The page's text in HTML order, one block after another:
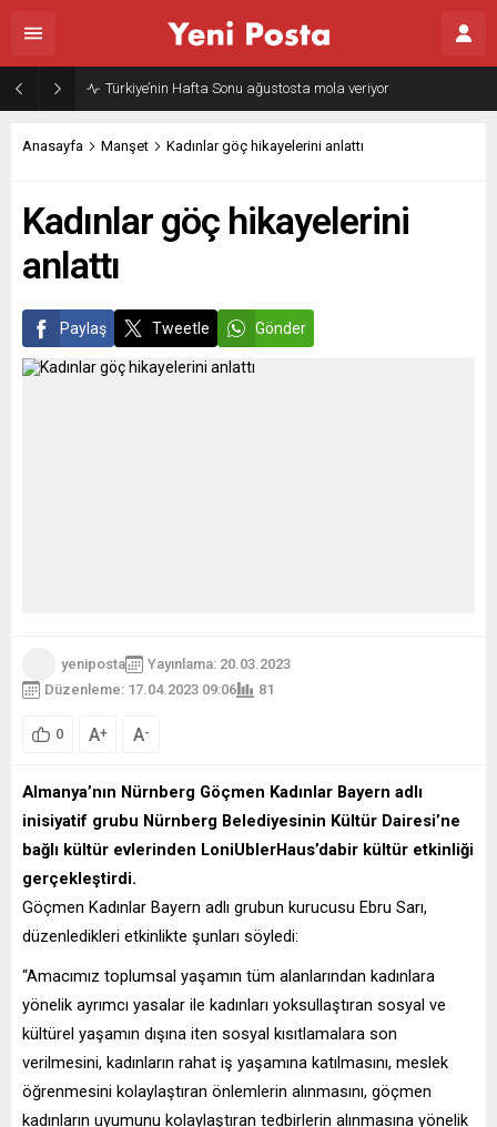
Türkiye’nin Hafta Sonu ağustosta mola veriyor
Anasayfa Manşet Kadınlar göç hikayelerini anlattı
Kadınlar göç hikayelerini
anlattı
Paylaş Tweetle Gönder
yeniposta
Yayınlama: 20.03.2023
Düzenleme: 17.04.2023 09:06
81
0 A+ A-
Almanya’nın Nürnberg Göçmen Kadınlar Bayern adlı
inisiyatif grubu Nürnberg Belediyesinin Kültür Dairesi’ne
bağlı kültür evlerinden LoniUblerHaus’dabir kültür etkinliği
gerçekleştirdi.
Göçmen Kadınlar Bayern adlı grubun kurucusu Ebru Sarı,
düzenledikleri etkinlikte şunları söyledi:
“Amacımız toplumsal yaşamın tüm alanlarından kadınlara
yönelik ayrımcı yasalar ile kadınları yoksullaştıran sosyal ve
kültürel yaşamın dışına iten sosyal kısıtlamalara son
verilmesini, kadınların rahat iş yaşamına katılmasını, meslek
öğrenmesini kolaylaştıran önlemlerin alınmasını, göçmen
kadınların uyumunu kolaylaştıran tedbirlerin alınmasına yönelik